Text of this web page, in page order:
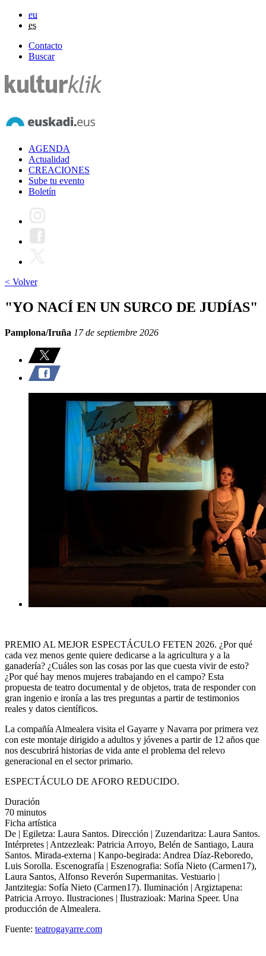
eu
es
Contacto
Buscar
AGENDA
Actualidad
CREACIONES
Sube tu evento
Boletín
< Volver
"YO NACÍ EN UN SURCO DE JUDÍAS"
Pamplona/Iruña 17 de septiembre 2026
PREMIO AL MEJOR ESPECTÁCULO FETEN 2026. ¿Por qué
cada vez menos gente quiere dedicarse a la agricultura y a la
ganadería? ¿Cuáles son las cosas por las que cuesta vivir de esto?
¿Por qué hay menos mujeres trabajando en el campo? Esta
propuesta de teatro documental y de objetos, trata de responder con
gran ingenio e ironía a las tres preguntas a partir de testimonios
reales y datos científicos.
La compañía Almealera visita el Gayarre y Navarra por primera vez
con este montaje dirigido a adultos y jóvenes a partir de 12 años que
nos descubrirá historias de vida ante el problema del relevo
generacional en el sector primario.
ESPECTÁCULO DE AFORO REDUCIDO.
Duración
70 minutos
Ficha artística
De | Egiletza: Laura Santos. Dirección | Zuzendaritza: Laura Santos.
Intérpretes | Antzezleak: Patricia Arroyo, Belén de Santiago, Laura
Santos. Mirada-externa | Kanpo-begirada: Andrea Díaz-Reboredo,
Luis Sorolla. Escenografía | Eszenografia: Sofía Nieto (Carmen17),
Laura Santos, Alfonso Reverón Supermanitas. Vestuario |
Jantzitegia: Sofía Nieto (Carmen17). Iluminación | Argiztapena:
Patricia Arroyo. Ilustraciones | Ilustrazioak: Marina Speer. Una
producción de Almealera.
Fuente: teatrogayarre.com